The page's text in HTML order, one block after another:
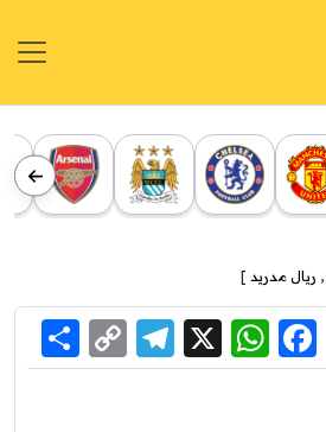
, ريال مدريد ]
Facebook
WhatsApp
X
Link